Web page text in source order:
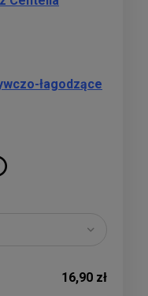
łagodzące
płatności
16,90 zł